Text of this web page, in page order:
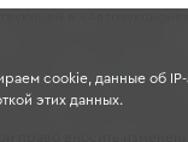
в
целях.
точность и
публичной
право вносить
cookie, данные об
этих данных.